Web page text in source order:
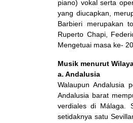
piano) vokal serta
yang diucapkan,
Barbieri merupakan
Ruperto Chapi,
Mengetuai masa ke-
Musik menurut
a. Andalusia
Walaupun Andalusia
Andalusia barat
verdiales di Málaga.
setidaknya satu